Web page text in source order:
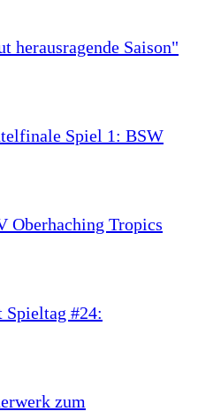
herausragende Saison"
Spiel 1: BSW
Oberhaching Tropics
Spieltag #24:
zum